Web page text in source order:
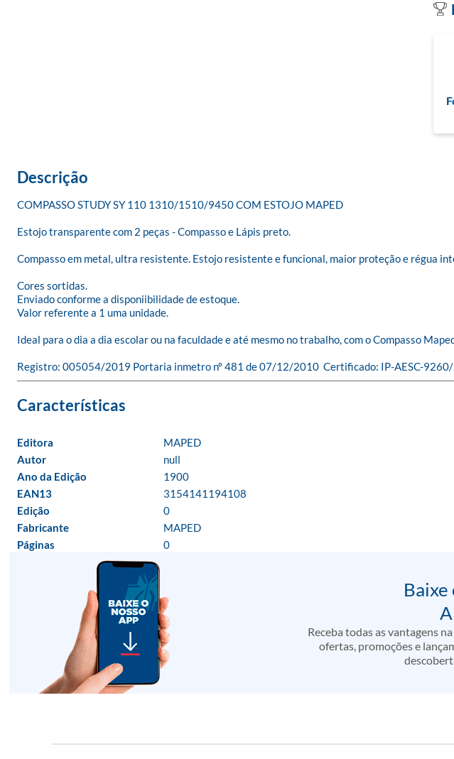
Descrição
COMPASSO STUDY SY 110 1310/1510/9450 COM ESTOJO MAPED
Estojo transparente com 2 peças - Compasso e Lápis preto.
Compasso em metal, ultra resistente. Estojo resistente e funcional, maior proteção e régua
Cores sortidas.
Enviado conforme a disponiibilidade de estoque.
Valor referente a 1 uma unidade.
Ideal para o dia a dia escolar ou na faculdade e até mesmo no trabalho, com o Compasso
Registro: 005054/2019 Portaria inmetro nº 481 de 07/12/2010  Certificado: IP-AESC-
Editora
MAPED
Autor
null
Ano da Edição
1900
EAN13
3154141194108
Edição
0
Fabricante
MAPED
Páginas
0
Baixe
Receba todas as vantagens
ofertas, promoções e